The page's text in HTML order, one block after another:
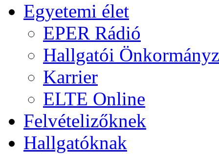
Egyetemi élet
EPER Rádió
Hallgatói
Karrier
ELTE Online
Felvételizőknek
Hallgatóknak